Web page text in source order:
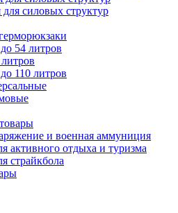
силовых структур
54 литров
110 литров
и военная аммуниция
активного отдыха и туризма
страйкбола